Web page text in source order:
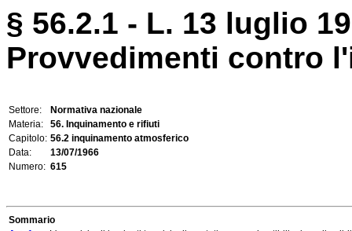
§ 56.2.1 - L. 13 luglio
Provvedimenti contro
Settore:
Normativa nazionale
Materia:
56. Inquinamento e rifiuti
Capitolo: 56.2 inquinamento atmosferico
Data:
13/07/1966
Numero: 615
Sommario